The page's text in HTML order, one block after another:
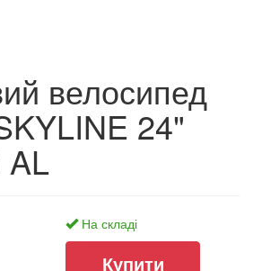
велосипед
24"
AL
На складі